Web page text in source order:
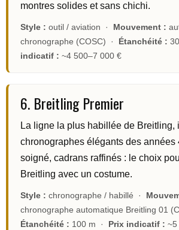
montres solides et sans chichi.
Style : outil / aviation · Mouvement :
chronographe (COSC) · Étanchéité :
indicatif : ~4 500–7 000 €
6. Breitling Premier
La ligne la plus habillée de Breitling,
chronographes élégants des années
soigné, cadrans raffinés : le choix
Breitling avec un costume.
Style : chronographe / habillé ·
chronographe automatique Breitling 01
Étanchéité : 100 m · Prix indicatif : ~5